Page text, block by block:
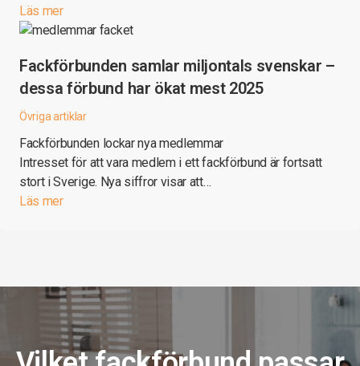
Läs mer
Fackförbunden samlar miljontals svenskar –
dessa förbund har ökat mest 2025
Övriga artiklar
Fackförbunden lockar nya medlemmar
Intresset för att vara medlem i ett fackförbund är fortsatt
stort i Sverige. Nya siffror visar att…
Läs mer